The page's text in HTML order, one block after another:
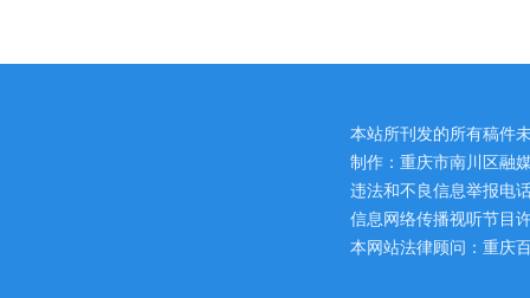
本站所刊发的所有稿件
制作：重庆市南川区融
违法和不良信息举报电
信息网络传播视听节目
本网站法律顾问：重庆